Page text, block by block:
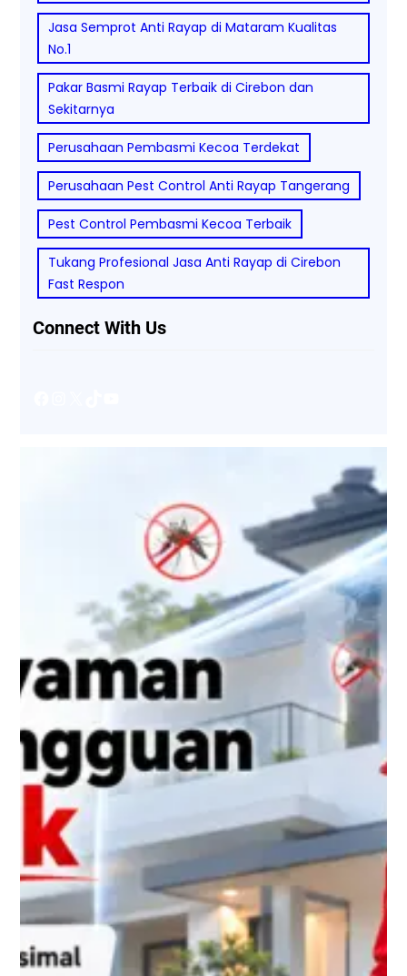
Jasa Semprot Anti Rayap di Mataram Kualitas
No.1
Pakar Basmi Rayap Terbaik di Cirebon dan
Sekitarnya
Perusahaan Pembasmi Kecoa Terdekat
Perusahaan Pest Control Anti Rayap Tangerang
Pest Control Pembasmi Kecoa Terbaik
Tukang Profesional Jasa Anti Rayap di Cirebon
Fast Respon
Connect With Us